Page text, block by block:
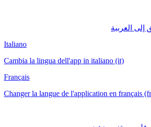
Italiano
Cambia la lingua dell'app in italiano (it)
Français
Changer la langue de l'application en français